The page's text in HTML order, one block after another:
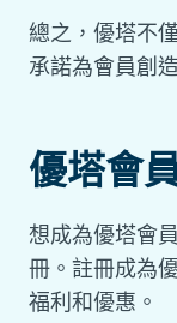
總之，優塔不
承諾為會員創
優塔會
想成為優塔會
冊。註冊成為
福利和優惠。